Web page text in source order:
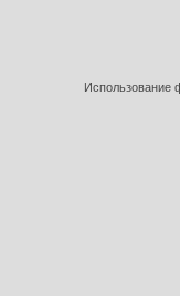
Использование